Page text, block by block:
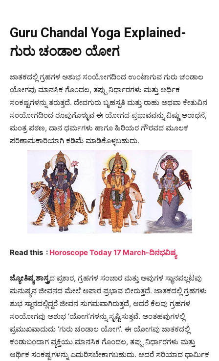
Guru Chandal Yoga Explained-
ಗುರು ಚಂಡಾಲ ಯೋಗ
ಜಾತಕದಲ್ಲಿ ಗ್ರಹಗಳ ಅಶುಭ ಸಂಯೋಗದಿಂದ ಉಂಟಾಗುವ ಗುರು ಚಂಡಾಲ
ಯೋಗವು ಮಾನಸಿಕ ಗೊಂದಲ, ತಪ್ಪು ನಿರ್ಧಾರಗಳು ಮತ್ತು ಆರ್ಥಿಕ
ಸಂಕಷ್ಟಗಳನ್ನು ತರುತ್ತದೆ. ದೇವಗುರು ಬೃಹಸ್ಪತಿ ಮತ್ತು ರಾಹು ಅಥವಾ ಕೇತುವಿನ
ಸಂಯೋಗದಿಂದ ರೂಪುಗೊಳ್ಳುವ ಈ ಯೋಗದ ಪ್ರಭಾವವನ್ನು ವಿಷ್ಣು ಆರಾಧನೆ,
ಮಂತ್ರ ಪಠಣ, ದಾನ ಧರ್ಮಗಳು ಹಾಗೂ ಹಿರಿಯರ ಗೌರವದ ಮೂಲಕ
ಪರಿಣಾಮಕಾರಿಯಾಗಿ ಕಡಿಮೆ ಮಾಡಿಕೊಳ್ಳಬಹುದು.
Read this : Horoscope Today 17 March-ದಿನಭವಿಷ್ಯ
ಜ್ಯೋತಿಷ್ಯ ಶಾಸ್ತ್ರದ ಪ್ರಕಾರ, ಗ್ರಹಗಳ ಸಂಚಾರ ಮತ್ತು ಅವುಗಳ ಸ್ಥಾನಪಲ್ಲಟವು
ಮನುಷ್ಯನ ಜೀವನದ ಮೇಲೆ ಅಪಾರ ಪ್ರಭಾವ ಬೀರುತ್ತದೆ. ಜಾತಕದಲ್ಲಿ ಗ್ರಹಗಳು
ಶುಭ ಸ್ಥಾನದಲ್ಲಿದ್ದರೆ ಜೀವನ ಸುಗಮವಾಗಿರುತ್ತದೆ, ಆದರೆ ಕೆಲವು ಗ್ರಹಗಳ
ಸಂಯೋಗವು ಅಶುಭ ‘ಯೋಗ’ಗಳನ್ನು ಸೃಷ್ಟಿಸುತ್ತವೆ. ಅಂತಹವುಗಳಲ್ಲಿ
ಪ್ರಮುಖವಾದುದು ‘ಗುರು ಚಂಡಾಲ ಯೋಗ’. ಈ ಯೋಗವು ಜಾತಕದಲ್ಲಿ
ಕಂಡುಬಂದಾಗ ವ್ಯಕ್ತಿಯು ಮಾನಸಿಕ ಗೊಂದಲ, ತಪ್ಪು ನಿರ್ಧಾರಗಳು ಮತ್ತು
ಆರ್ಥಿಕ ಸಂಕಷ್ಟಗಳನ್ನು ಎದುರಿಸಬೇಕಾಗಬಹುದು. ಆದರೆ ಸರಿಯಾದ ಧಾರ್ಮಿಕ